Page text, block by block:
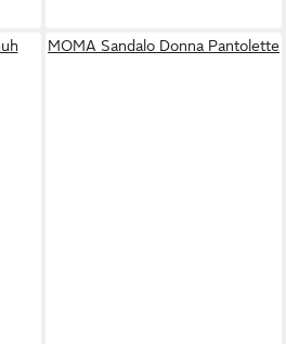
MOMA Sandalo Donna Pantolette